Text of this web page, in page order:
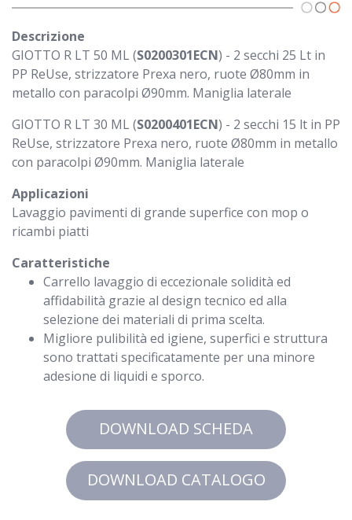
Descrizione
GIOTTO R LT 50 ML (S0200301ECN) - 2 secchi 25 Lt in
PP ReUse, strizzatore Prexa nero, ruote Ø80mm in
metallo con paracolpi Ø90mm. Maniglia laterale
GIOTTO R LT 30 ML (S0200401ECN) - 2 secchi 15 lt in PP
ReUse, strizzatore Prexa nero, ruote Ø80mm in metallo
con paracolpi Ø90mm. Maniglia laterale
Applicazioni
Lavaggio pavimenti di grande superfice con mop o
ricambi piatti
Caratteristiche
Carrello lavaggio di eccezionale solidità ed
affidabilità grazie al design tecnico ed alla
selezione dei materiali di prima scelta.
Migliore pulibilità ed igiene, superfici e struttura
sono trattati specificatamente per una minore
adesione di liquidi e sporco.
DOWNLOAD SCHEDA
DOWNLOAD CATALOGO